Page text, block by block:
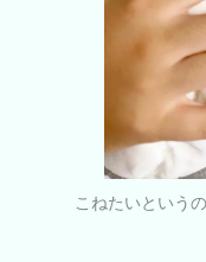
こねたいという